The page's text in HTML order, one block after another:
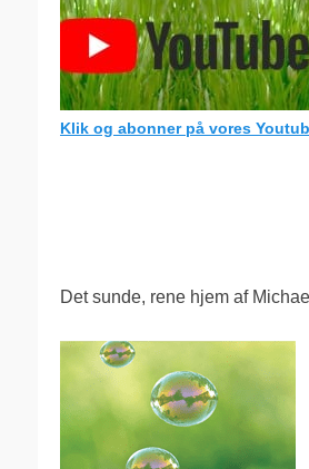
Klik og abonner på vores
Det sunde, rene hjem af